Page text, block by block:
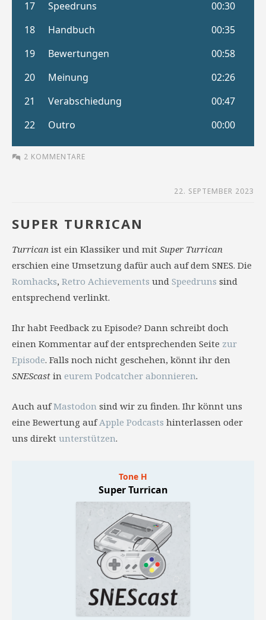
2 KOMMENTARE
22. SEPTEMBER 2023
SUPER TURRICAN
Turrican ist ein Klassiker und mit Super Turrican
erschien eine Umsetzung dafür auch auf dem SNES. Die
Romhacks, Retro Achievements und Speedruns sind
entsprechend verlinkt.
Ihr habt Feedback zu Episode? Dann schreibt doch
einen Kommentar auf der entsprechenden Seite zur
Episode. Falls noch nicht geschehen, könnt ihr den
SNEScast in eurem Podcatcher abonnieren.
Auch aufMastodon sind wir zu finden. Ihr könnt uns
eine Bewertung aufApple Podcasts hinterlassen oder
uns direkt unterstützen.